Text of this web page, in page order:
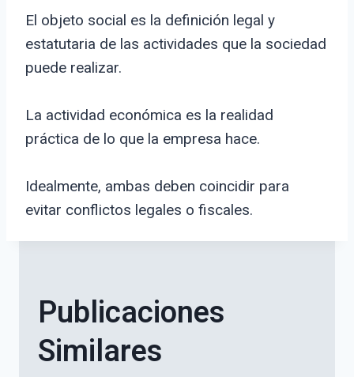
El objeto social es la definición legal y
estatutaria de las actividades que la sociedad
puede realizar.
La actividad económica es la realidad
práctica de lo que la empresa hace.
Idealmente, ambas deben coincidir para
evitar conflictos legales o fiscales.
Publicaciones
Similares